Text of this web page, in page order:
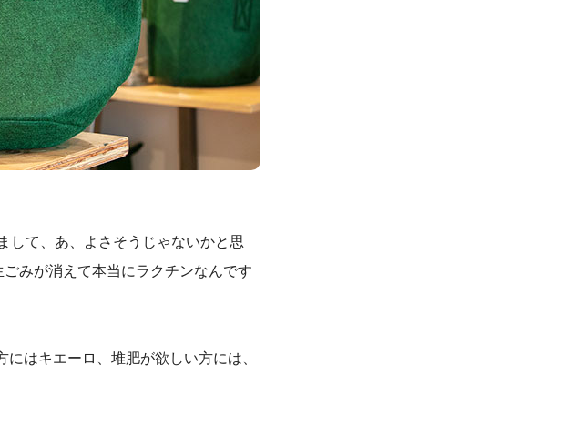
して、あ、よさそうじゃないかと思
みが消えて本当にラクチンなんです
はキエーロ、堆肥が欲しい方には、